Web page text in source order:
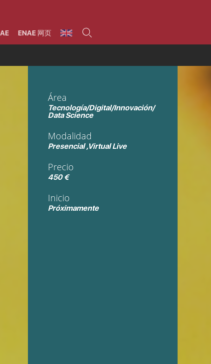
empleoMáster
Tecnología / Digital /
Comercial / Marketing/
Ventas
empresas
Finanzas
ENAE 网页
Área
Tecnología/Digital/Innovación/
Data Science
Modalidad
Presencial ,Virtual Live
Precio
450 €
Inicio
Próximamente